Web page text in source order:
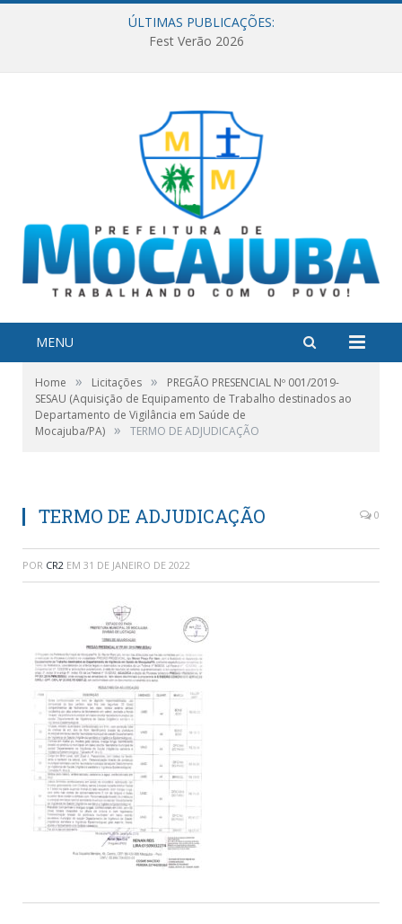
ÚLTIMAS PUBLICAÇÕES:
Fest Verão 2026
MENU
Home » Licitações »
PREGÃO PRESENCIAL Nº 001/2019-
SESAU (Aquisição de Equipamento de Trabalho destinados ao
Departamento de Vigilância em Saúde de
Mocajuba/PA) » TERMO DE ADJUDICAÇÃO
TERMO DE ADJUDICAÇÃO 0
POR CR2 EM 31 DE JANEIRO DE 2022